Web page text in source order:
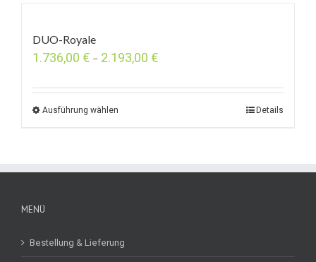
DUO-Royale
1.736,00 € – 2.193,00 €
Ausführung wählen Details
MENÜ
Bestellung & Lieferung